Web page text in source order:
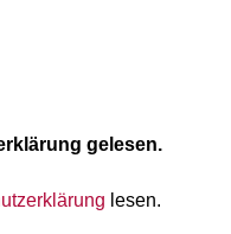
gelesen.
lesen.